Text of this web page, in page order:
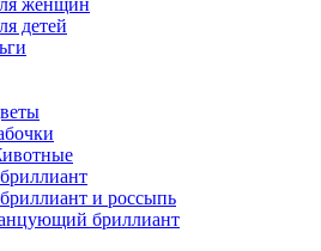
женщин
детей
и россыпь
бриллиант